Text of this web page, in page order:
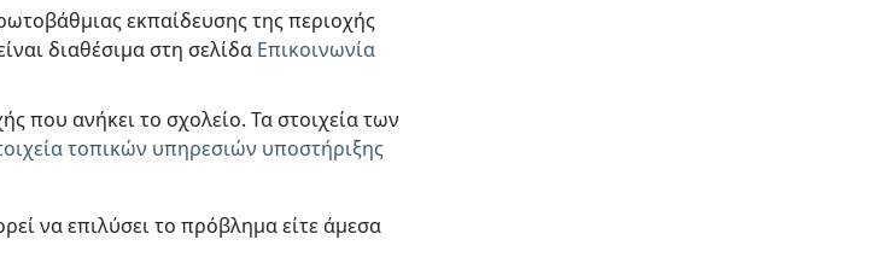
εκπαίδευσης της περιοχής
διαθέσιμα στη σελίδα Επικοινωνία
που ανήκει το σχολείο. Τα στοιχεία των
τοπικών υπηρεσιών υποστήριξης
να επιλύσει το πρόβλημα είτε άμεσα